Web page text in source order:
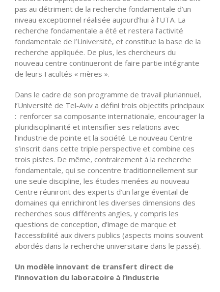
pas au détriment de la recherche fondamentale d’un
niveau exceptionnel réalisée aujourd’hui à l’UTA. La
recherche fondamentale a été et restera l’activité
fondamentale de l’Université, et constitue la base de la
recherche appliquée. De plus, les chercheurs du
nouveau centre continueront de faire partie intégrante
de leurs Facultés « mères ».
Dans le cadre de son programme de travail pluriannuel,
l’Université de Tel-Aviv a défini trois objectifs principaux
: renforcer sa composante internationale, encourager la
pluridisciplinarité et intensifier ses relations avec
l’industrie de pointe et la société. Le nouveau Centre
s’inscrit dans cette triple perspective et combine ces
trois pistes. De même, contrairement à la recherche
fondamentale, qui se concentre traditionnellement sur
une seule discipline, les études menées au nouveau
Centre réuniront des experts d’un large éventail de
domaines qui enrichiront les diverses dimensions des
recherches sous différents angles, y compris les
questions de conception, d’image de marque et
l’accessibilité aux divers publics (aspects moins souvent
abordés dans la recherche universitaire dans le passé).
Un modèle innovant de transfert direct de
l’innovation du laboratoire à l’industrie